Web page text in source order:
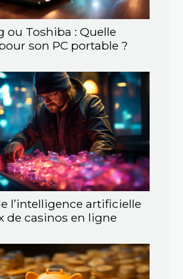
ou Toshiba : Quelle
son PC portable ?
l’intelligence artificielle
de casinos en ligne